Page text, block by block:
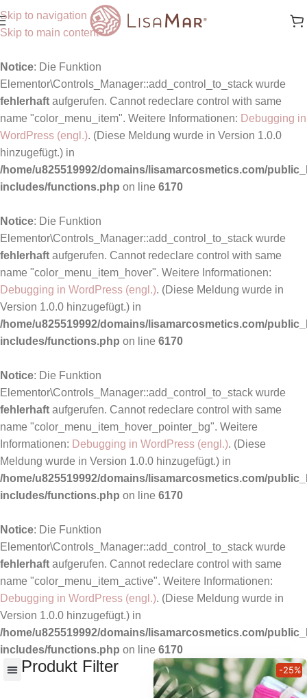
Skip to navigation
Skip to main content
Notice: Die Funktion
Elementor\Controls_Manager::add_control_to_stack wurde
fehlerhaft aufgerufen. Cannot redeclare control with same
name "color_menu_item". Weitere Informationen: Debugging in
WordPress (engl.). (Diese Meldung wurde in Version 1.0.0
hinzugefügt.) in
/home/u825519992/domains/lisamarcosmetics.com/
includes/functions.php on line 6170
Notice: Die Funktion
Elementor\Controls_Manager::add_control_to_stack wurde
fehlerhaft aufgerufen. Cannot redeclare control with same
name "color_menu_item_hover". Weitere Informationen:
Debugging in WordPress (engl.). (Diese Meldung wurde in
Version 1.0.0 hinzugefügt.) in
/home/u825519992/domains/lisamarcosmetics.com/
includes/functions.php on line 6170
Notice: Die Funktion
Elementor\Controls_Manager::add_control_to_stack wurde
fehlerhaft aufgerufen. Cannot redeclare control with same
name "color_menu_item_hover_pointer_bg". Weitere
Informationen: Debugging in WordPress (engl.). (Diese
Meldung wurde in Version 1.0.0 hinzugefügt.) in
/home/u825519992/domains/lisamarcosmetics.com/
includes/functions.php on line 6170
Notice: Die Funktion
Elementor\Controls_Manager::add_control_to_stack wurde
fehlerhaft aufgerufen. Cannot redeclare control with same
name "color_menu_item_active". Weitere Informationen:
Debugging in WordPress (engl.). (Diese Meldung wurde in
Version 1.0.0 hinzugefügt.) in
/home/u825519992/domains/lisamarcosmetics.com/
includes/functions.php on line 6170
Produkt Filter -25%